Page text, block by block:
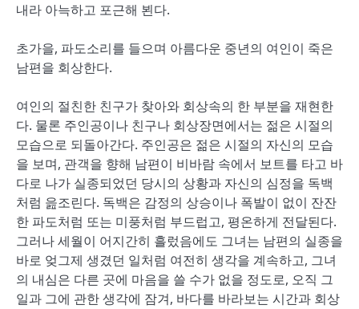
내라 아늑하고 포근해 뵌다.
초가을, 파도소리를 들으며 아름다운 중년의 여인이 죽은
남편을 회상한다.
여인의 절친한 친구가 찾아와 회상속의 한 부분을 재현한
다. 물론 주인공이나 친구나 회상장면에서는 젊은 시절의
모습으로 되돌아간다. 주인공은 젊은 시절의 자신의 모습
을 보며, 관객을 향해 남편이 비바람 속에서 보트를 타고 바
다로 나가 실종되었던 당시의 상황과 자신의 심정을 독백
처럼 읊조린다. 독백은 감정의 상승이나 폭발이 없이 잔잔
한 파도처럼 또는 미풍처럼 부드럽고, 평온하게 전달된다.
그러나 세월이 어지간히 흘렀음에도 그녀는 남편의 실종을
바로 엊그제 생겼던 일처럼 여전히 생각을 계속하고, 그녀
의 내심은 다른 곳에 마음을 쓸 수가 없을 정도로, 오직 그
일과 그에 관한 생각에 잠겨, 바다를 바라보는 시간과 회상